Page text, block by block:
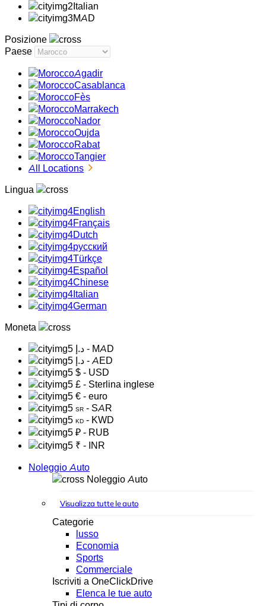
Italian
MAD
Posizione
Paese
Agadir
Casablanca
Fès
Marrakech
Nador
Oujda
Rabat
Tangier
All Locations
Lingua
English
Français
Dutch
русский
Türkçe
Español
Chinese
Italian
German
Moneta
د.إ - MAD
د.إ - AED
$ - USD
£ - Sterlina inglese
€ - euro
SR - SAR
KD - KWD
₽ - RUB
₹ - INR
Noleggio Auto
Noleggio Auto
Visualizza tutte le auto
Categorie
lusso
Economia
Sports
Commerciale
Iscriviti a OneClickDrive
Elenca le tue auto